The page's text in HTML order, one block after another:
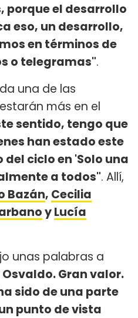
porque el desarrollo
eso, un desarrollo,
en términos de
o telegramas".
una de las
más en el
sentido, tengo que
han estado este
del ciclo en 'Solo una
a todos". Allí,
Bazán, Cecilia
yLucía
unas palabras a
Osvaldo. Gran valor.
sido de una parte
punto de vista